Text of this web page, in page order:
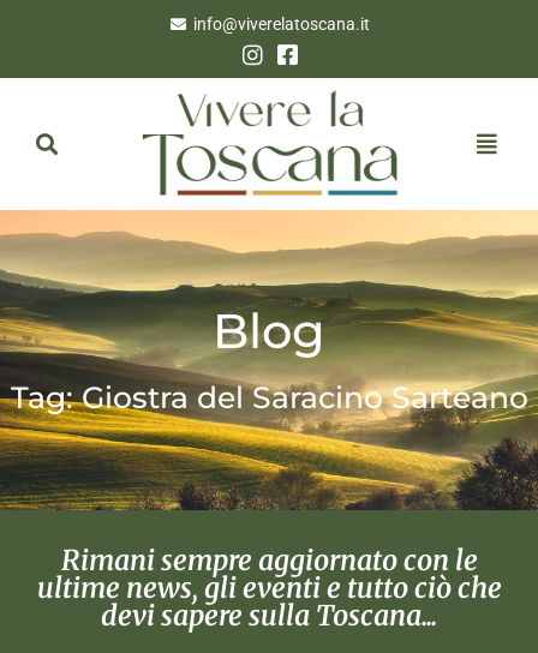
info@viverelatoscana.it
Blog
Tag: Giostra del Saracino Sarteano
Rimani sempre aggiornato con le
ultime news, gli eventi e tutto ciò che
devi sapere sulla Toscana...